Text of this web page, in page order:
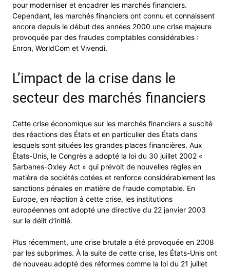
pour moderniser et encadrer les marchés financiers.
Cependant, les marchés financiers ont connu et connaissent
encore depuis le début des années 2000 une crise majeure
provoquée par des fraudes comptables considérables :
Enron, WorldCom et Vivendi.
L’impact de la crise dans le
secteur des marchés financiers
Cette crise économique sur les marchés financiers a suscité
des réactions des États et en particulier des États dans
lesquels sont situées les grandes places financières. Aux
États-Unis, le Congrès a adopté la loi du 30 juillet 2002 «
Sarbanes-Oxley Act » qui prévoit de nouvelles règles en
matière de sociétés cotées et renforce considérablement les
sanctions pénales en matière de fraude comptable. En
Europe, en réaction à cette crise, les institutions
européennes ont adopté une directive du 22 janvier 2003
sur le délit d’initié.
Plus récemment, une crise brutale a été provoquée en 2008
par les subprimes. À la suite de cette crise, les États-Unis ont
de nouveau adopté des réformes comme la loi du 21 juillet